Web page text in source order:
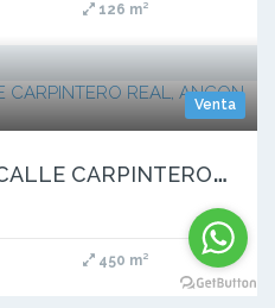
126 m²
Venta
V
ENTA DE CASA EN CALLE CARPINTERO REAL, ANCON (10)
450 m²